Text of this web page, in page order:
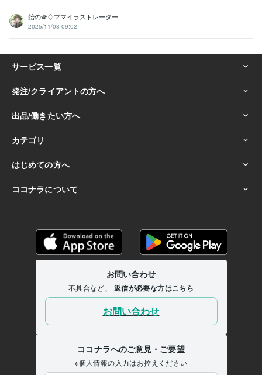
飴の傘♢ママイラストレーター
2025/11/08 09:02